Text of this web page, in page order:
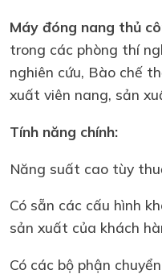
Máy đóng nang thủ
trong các phòng thí
nghiên cứu, Bào chế
xuất viên nang, sản
Tính năng chính:
Năng suất cao tùy
Có sẵn các cấu hình
sản xuất của khách
Có các bộ phận